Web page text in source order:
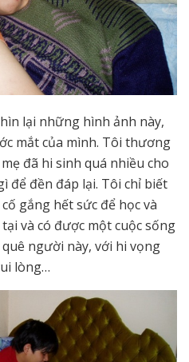
lại những hình ảnh này,
mắt của mình. Tôi thương
đã hi sinh quá nhiều cho
để đền đáp lại. Tôi chỉ biết
gắng hết sức để học và
và có được một cuộc sống
người này, với hi vọng
lòng…